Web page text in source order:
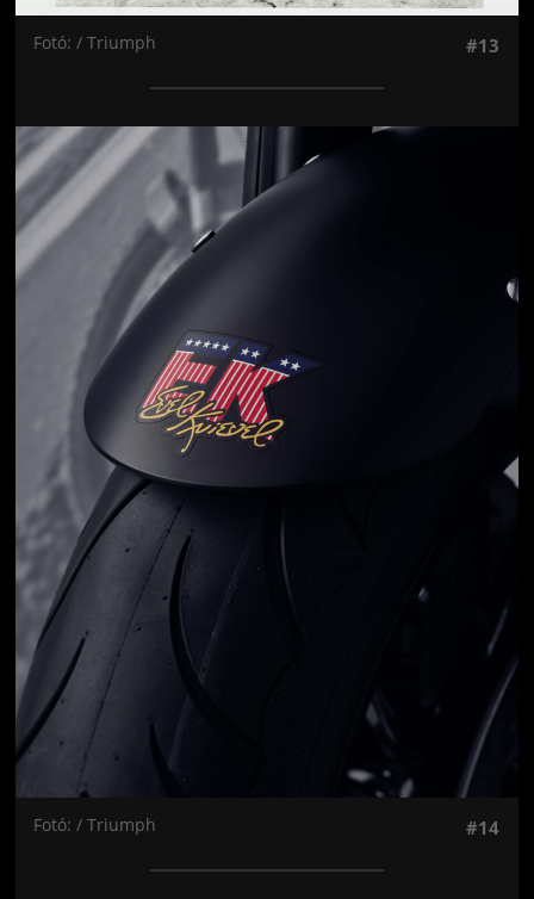
Fotó: / Triumph #13
Jön még kép!
Fotó: / Triumph #14